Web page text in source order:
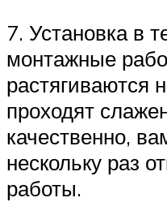
7. Установка в
монтажные
растягиваются
проходят
качественно,
нескольку раз
работы.